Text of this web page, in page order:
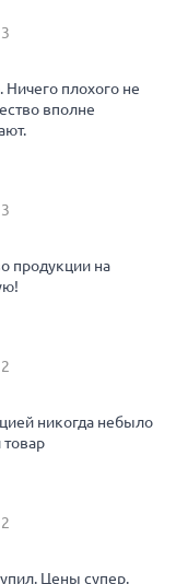
Ничего плохого не
вполне
продукции на
никогда небыло
Цены супер.